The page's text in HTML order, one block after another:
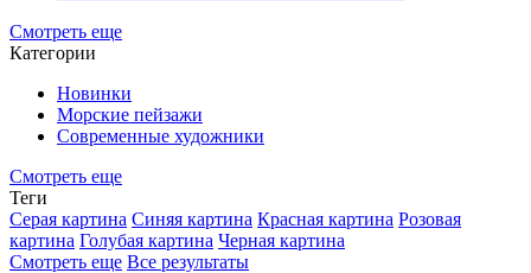
Смотреть еще
Категории
Новинки
Морские пейзажи
Современные художники
Смотреть еще
Теги
Серая картина Синяя картина Красная картина Розовая
картина Голубая картина Черная картина
Смотреть еще Все результаты